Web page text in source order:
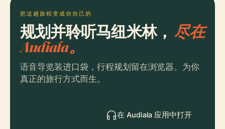
把这趟旅程变成你自己的
规划并聆听马纽米林，尽在
Audiala。
语音导览装进口袋，行程规划留在浏览器。为你
真正的旅行方式而生。
在 Audiala 应用中打开